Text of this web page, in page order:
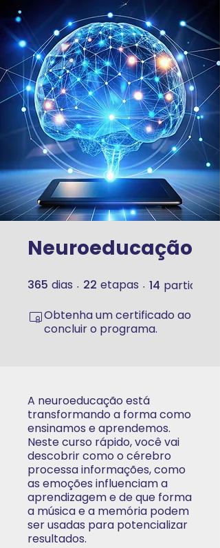
Neuroeducação
365 dias 365 dias
22 etapas 22 etapas
14
Obtenha um certificado ao
concluir o programa.
A neuroeducação está
transformando a forma como
ensinamos e aprendemos.
Neste curso rápido, você vai
descobrir como o cérebro
processa informações, como
as emoções influenciam a
aprendizagem e de que forma
a música e a memória podem
ser usadas para potencializar
resultados.